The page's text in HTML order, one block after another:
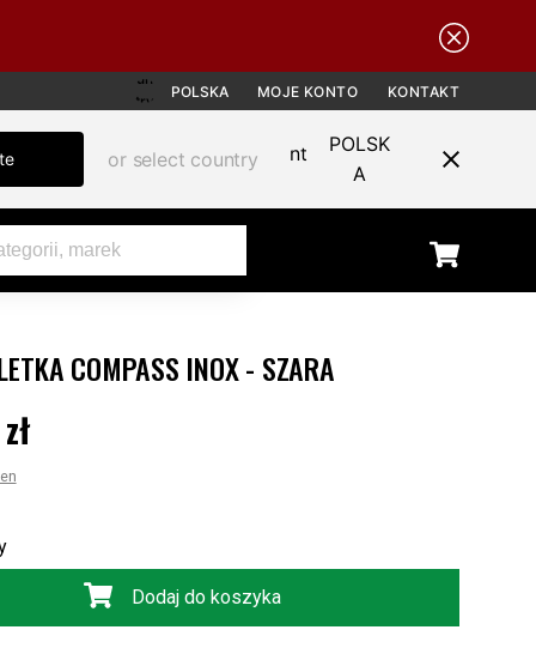
POLSKA MOJE KONTO KONTAKT
or select country
POLSK
A
COMPASS INOX - SZARA
zł
Dodaj do koszyka